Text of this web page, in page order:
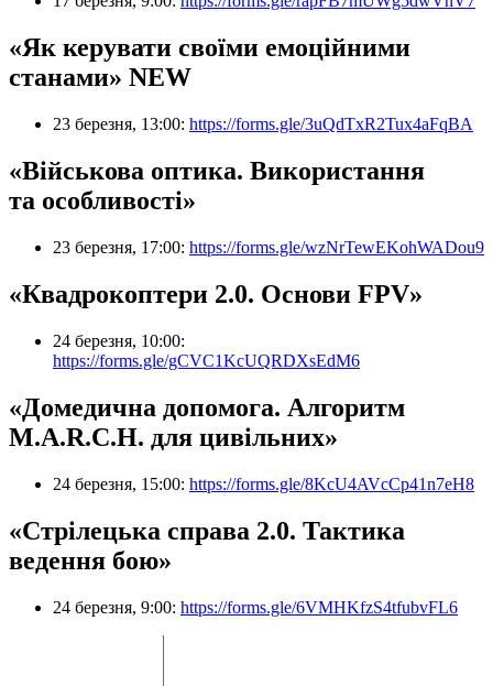
«Як керувати своїми емоційними
станами» NEW
23 березня, 13:00: https://forms.gle/3uQdTxR2Tux4aFqBA
«Військова оптика. Використання
та особливості»
23 березня, 17:00: https://forms.gle/wzNrTewEKohWADou9
«Квадрокоптери 2.0. Основи FPV»
24 березня, 10:00:
https://forms.gle/gCVC1KcUQRDXsEdM6
«Домедична допомога. Алгоритм
M.A.R.C.H. для цивільних»
24 березня, 15:00: https://forms.gle/8KcU4AVcCp41n7eH8
«Стрілецька справа 2.0. Тактика
ведення бою»
24 березня, 9:00: https://forms.gle/6VMHKfzS4tfubvFL6